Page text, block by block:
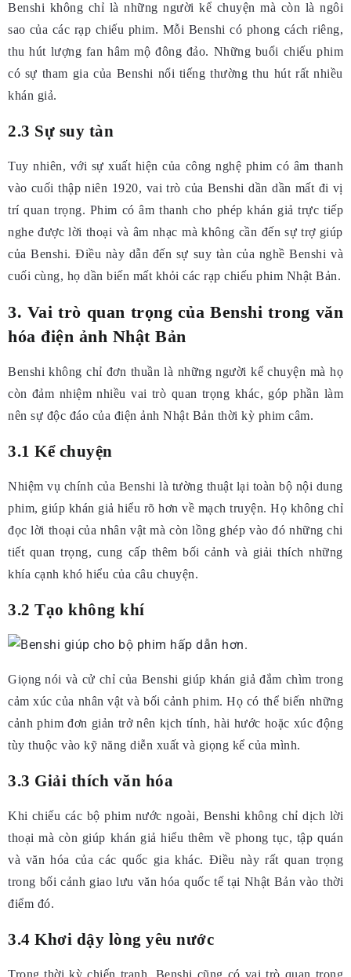
Benshi không chỉ là những người kể chuyện mà còn là ngôi
sao của các rạp chiếu phim. Mỗi Benshi có phong cách riêng,
thu hút lượng fan hâm mộ đông đảo. Những buổi chiếu phim
có sự tham gia của Benshi nổi tiếng thường thu hút rất nhiều
khán giả.
2.3 Sự suy tàn
Tuy nhiên, với sự xuất hiện của công nghệ phim có âm thanh
vào cuối thập niên 1920, vai trò của Benshi dần dần mất đi vị
trí quan trọng. Phim có âm thanh cho phép khán giả trực tiếp
nghe được lời thoại và âm nhạc mà không cần đến sự trợ giúp
của Benshi. Điều này dẫn đến sự suy tàn của nghề Benshi và
cuối cùng, họ dần biến mất khỏi các rạp chiếu phim Nhật Bản.
3. Vai trò quan trọng của Benshi trong văn
hóa điện ảnh Nhật Bản
Benshi không chỉ đơn thuần là những người kể chuyện mà họ
còn đảm nhiệm nhiều vai trò quan trọng khác, góp phần làm
nên sự độc đáo của điện ảnh Nhật Bản thời kỳ phim câm.
3.1 Kể chuyện
Nhiệm vụ chính của Benshi là tường thuật lại toàn bộ nội dung
phim, giúp khán giả hiểu rõ hơn về mạch truyện. Họ không chỉ
đọc lời thoại của nhân vật mà còn lồng ghép vào đó những chi
tiết quan trọng, cung cấp thêm bối cảnh và giải thích những
khía cạnh khó hiểu của câu chuyện.
3.2 Tạo không khí
Giọng nói và cử chỉ của Benshi giúp khán giả đắm chìm trong
cảm xúc của nhân vật và bối cảnh phim. Họ có thể biến những
cảnh phim đơn giản trở nên kịch tính, hài hước hoặc xúc động
tùy thuộc vào kỹ năng diễn xuất và giọng kể của mình.
3.3 Giải thích văn hóa
Khi chiếu các bộ phim nước ngoài, Benshi không chỉ dịch lời
thoại mà còn giúp khán giả hiểu thêm về phong tục, tập quán
và văn hóa của các quốc gia khác. Điều này rất quan trọng
trong bối cảnh giao lưu văn hóa quốc tế tại Nhật Bản vào thời
điểm đó.
3.4 Khơi dậy lòng yêu nước
Trong thời kỳ chiến tranh, Benshi cũng có vai trò quan trọng